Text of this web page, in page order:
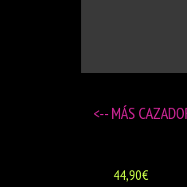
<-- MÁS
44,90€